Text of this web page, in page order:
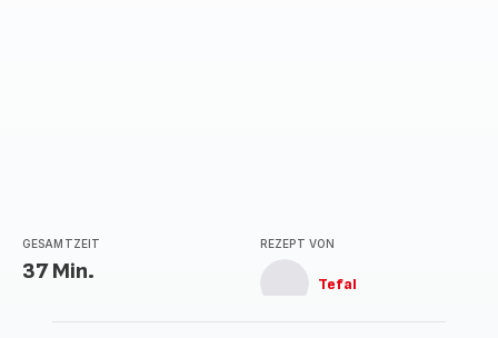
GESAMTZEIT
37 Min.
REZEPT VON
Tefal